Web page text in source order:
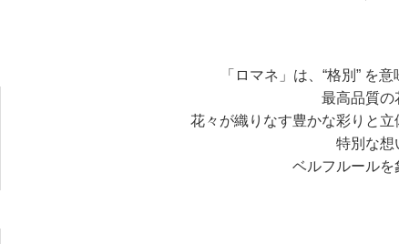
「ロマネ」は、“格別” を
最高品質の
花々が織りなす豊かな彩りと立
特別な想
ベルフルールを